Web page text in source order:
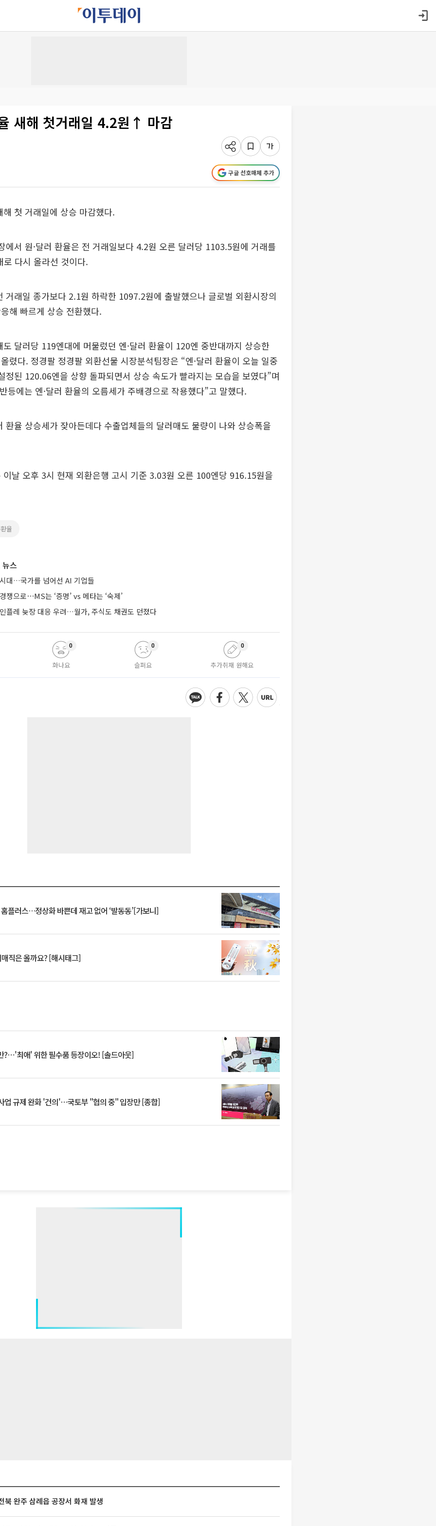
새해 첫거래일 4.2원↑ 마감
구글 선호매체 추가
해 첫 거래일에 상승 마감했다.
에서 원·달러 환율은 전 거래일보다 4.2원 오른 달러당 1103.5원에 거래를
다시 올라선 것이다.
거래일 종가보다 2.1원 하락한 1097.2원에 출발했으나 글로벌 외환시장의
해 빠르게 상승 전환했다.
달러당 119엔대에 머물렀던 엔·달러 환율이 120엔 중반대까지 상승한
렸다. 정경팔 정경팔 외환선물 시장분석팀장은 “엔·달러 환율이 오늘 일중
정된 120.06엔을 상향 돌파되면서 상승 속도가 빨라지는 모습을 보였다”며
등에는 엔·달러 환율의 오름세가 주배경으로 작용했다”고 말했다.
환율 상승세가 잦아든데다 수출업체들의 달러매도 물량이 나와 상승폭을
이날 오후 3시 현재 외환은행 고시 기준 3.03원 오른 100엔당 916.15원을
율
스
시대…국가를 넘어선 AI 기업들
쟁으로⋯MS는 ‘증명’ vs 메타는 ‘숙제’
플레 늦장 대응 우려…월가, 주식도 채권도 던졌다
화나요
0
슬퍼요
0
추가취재 원해요
0
플러스…정상화 바쁜데 재고 없어 ‘발동동’[가보니]
직은 올까요? [해시태그]
?⋯'최애' 위한 필수품 등장이오! [솔드아웃]
업 규제 완화 '건의'⋯국토부 "협의 중" 입장만 [종합]
북 완주 삼례읍 공장서 화재 발생